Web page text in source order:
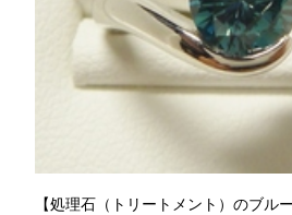
【処理石（トリートメント）のブル